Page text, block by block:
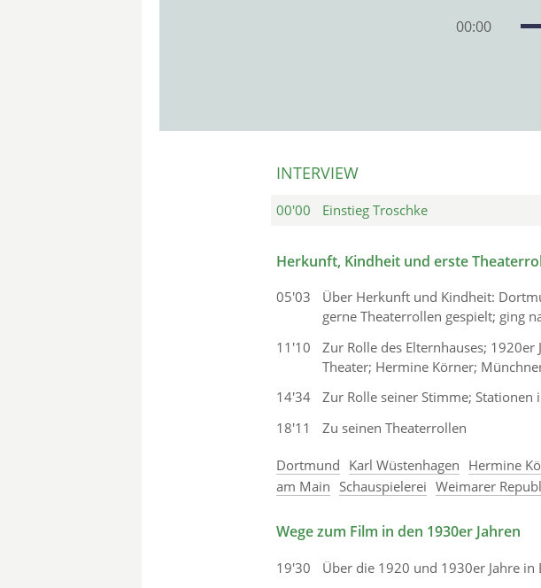
00:00
INTERVIEW
00'00 Einstieg Troschke
Herkunft, Kindheit und erste
05'03
Über Herkunft und Kindheit:
gerne Theaterrollen gespielt; ging
11'10
Zur Rolle des Elternhauses;
Theater; Hermine Körner;
14'34
Zur Rolle seiner Stimme;
18'11
Zu seinen Theaterrollen
Dortmund Karl Wüstenhagen Hermine
am Main Schauspielerei Weimarer
Wege zum Film in den 1930er Jahren
19'30
Über die 1920 und 1930er Jahre